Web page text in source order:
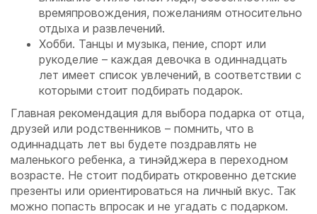
времяпровождения, пожеланиям относительно
отдыха и развлечений.
Хобби. Танцы и музыка, пение, спорт или
рукоделие – каждая девочка в одиннадцать
лет имеет список увлечений, в соответствии с
которыми стоит подбирать подарок.
Главная рекомендация для выбора подарка от отца,
друзей или родственников – помнить, что в
одиннадцать лет вы будете поздравлять не
маленького ребенка, а тинэйджера в переходном
возрасте. Не стоит подбирать откровенно детские
презенты или ориентироваться на личный вкус. Так
можно попасть впросак и не угадать с подарком.